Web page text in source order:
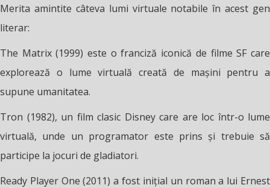
Merita amintite câteva lumi virtuale notabile în acest gen
literar:
The Matrix (1999) este o franciză iconică de filme SF care
explorează o lume virtuală creată de mașini pentru a
supune umanitatea.
Tron (1982), un film clasic Disney care are loc într-o lume
virtuală, unde un programator este prins și trebuie să
participe la jocuri de gladiatori.
Ready Player One (2011) a fost inițial un roman a lui Ernest